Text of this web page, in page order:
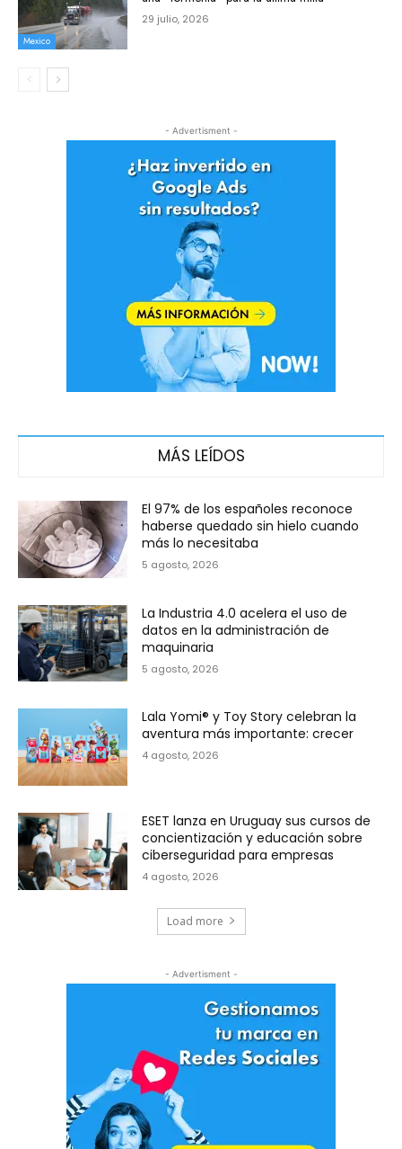
Mexico
29 julio, 2026
- Advertisment -
MÁS LEÍDOS
El 97% de los españoles reconoce
haberse quedado sin hielo cuando
más lo necesitaba
5 agosto, 2026
La Industria 4.0 acelera el uso de
datos en la administración de
maquinaria
5 agosto, 2026
Lala Yomi® y Toy Story celebran la
aventura más importante: crecer
4 agosto, 2026
ESET lanza en Uruguay sus cursos de
concientización y educación sobre
ciberseguridad para empresas
4 agosto, 2026
Load more
- Advertisment -